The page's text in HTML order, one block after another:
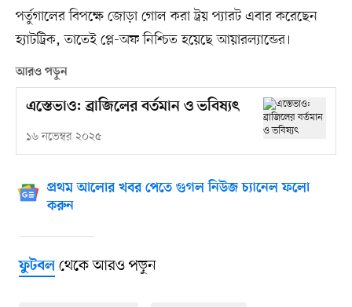
পর্তুগালের বিপক্ষে জোড়া গোল করা ট্রয় প্যারট এবার করেছেন
হ্যাটট্রিক, তাতেই প্লে-অফ নিশ্চিত হয়েছে আয়ারল্যান্ডের।
আরও পড়ুন
এস্তেভাও: ব্রাজিলের বর্তমান ও ভবিষ্যৎ
১৬ নভেম্বর ২০২৫
প্রথম আলোর খবর পেতে গুগল নিউজ চ্যানেল ফলো
করুন
ফুটবলথেকে আরও পড়ুন